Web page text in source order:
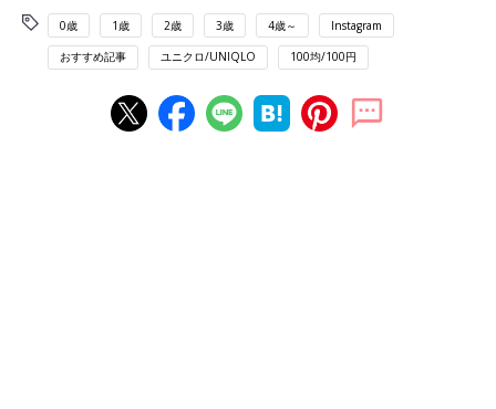
0歳 1歳 2歳 3歳 4歳～ Instagram
おすすめ記事 ユニクロ/UNIQLO 100均/100円